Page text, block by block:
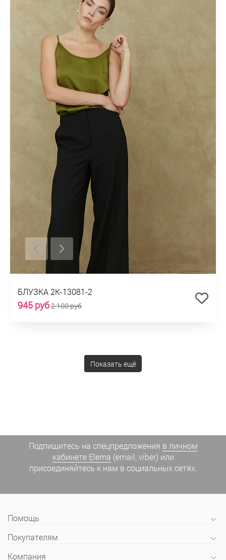
БЛУЗКА 2К-13081-2
945 руб2 100 руб
Показать ещё
Подпишитесь на спецпредложения в личном
кабинете Elema (email, viber) или
присоединяйтесь к нам в социальных сетях.
Помощь
Покупателям
Компания